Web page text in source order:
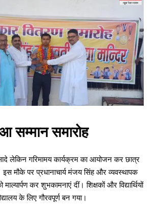
सम्मान समारोह
लेकिन गरिमामय कार्यक्रम का आयोजन कर छात्र
इस मौके पर प्रधानाचार्य मंजय सिंह और व्यवस्थापक
कर शुभकामनाएं दीं। शिक्षकों और विद्यार्थियों
के लिए गौरवपूर्ण बन गया।